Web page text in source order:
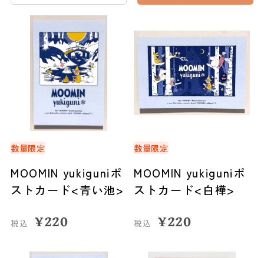
数量限定
MOOMIN yukiguniポ
ストカード<青い池>
税込 ¥220
数量限定
MOOMIN yukiguniポ
ストカード<白樺>
税込 ¥220